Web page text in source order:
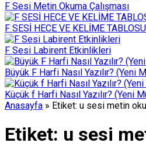
F Sesi Metin Okuma Çalışması
F SESİ HECE VE KELİME TABLOSU
F Sesi Labirent Etkinlikleri
Büyük F Harfi Nasıl Yazılır? (Yeni
Küçük f Harfi Nasıl Yazılır? (Yeni
Anasayfa » Etiket: u sesi metin
Etiket: u sesi